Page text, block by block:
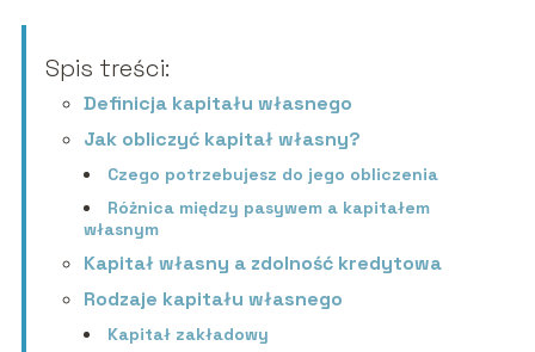
Spis treści:
Definicja kapitału własnego
Jak obliczyć kapitał własny?
Czego potrzebujesz do jego obliczenia
Różnica między pasywem a kapitałem
własnym
Kapitał własny a zdolność kredytowa
Rodzaje kapitału własnego
Kapitał zakładowy